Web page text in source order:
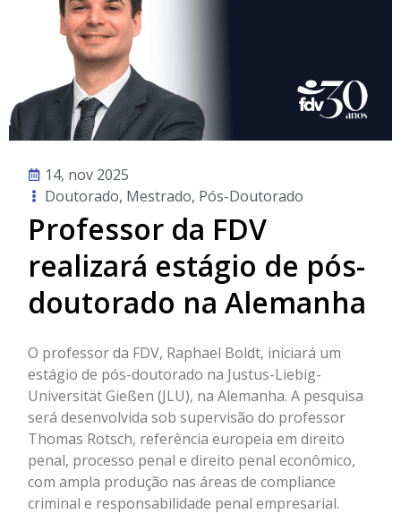
14, nov 2025
Doutorado, Mestrado, Pós-Doutorado
Professor da FDV
realizará estágio de pós-
doutorado na Alemanha
O professor da FDV, Raphael Boldt, iniciará um
estágio de pós-doutorado na Justus-Liebig-
Universität Gießen (JLU), na Alemanha. A pesquisa
será desenvolvida sob supervisão do professor
Thomas Rotsch, referência europeia em direito
penal, processo penal e direito penal econômico,
com ampla produção nas áreas de compliance
criminal e responsabilidade penal empresarial.